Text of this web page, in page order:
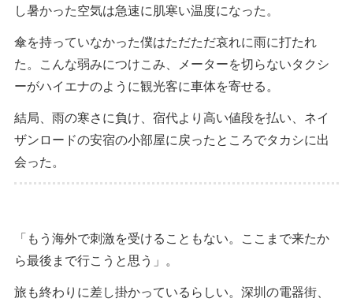
し暑かった空気は急速に肌寒い温度になった。
傘を持っていなかった僕はただただ哀れに雨に打たれ
た。こんな弱みにつけこみ、メーターを切らないタクシ
ーがハイエナのように観光客に車体を寄せる。
結局、雨の寒さに負け、宿代より高い値段を払い、ネイ
ザンロードの安宿の小部屋に戻ったところでタカシに出
会った。
「もう海外で刺激を受けることもない。ここまで来たか
ら最後まで行こうと思う」。
旅も終わりに差し掛かっているらしい。深圳の電器街、